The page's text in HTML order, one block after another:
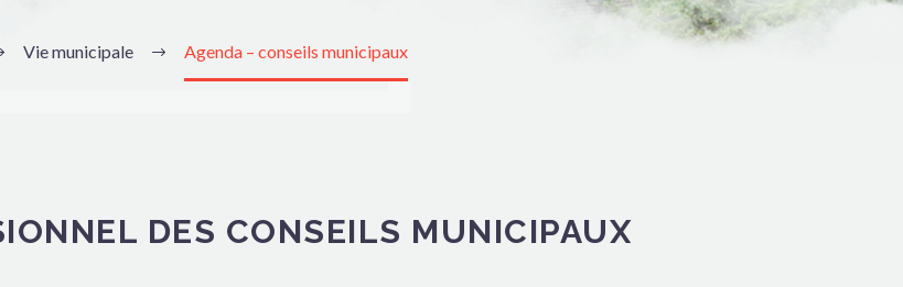
Vie municipale Agenda – conseils municipaux
DES CONSEILS MUNICIPAUX